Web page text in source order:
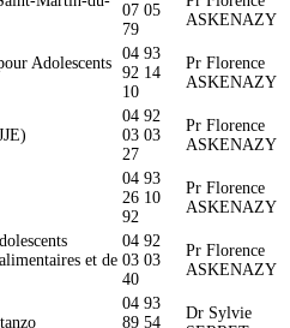
07 05
79
ASKENAZY
Adolescents
04 93
92 14
10
Pr Florence
ASKENAZY
04 92
03 03
27
Pr Florence
ASKENAZY
04 93
26 10
92
Pr Florence
ASKENAZY
et de
04 92
03 03
40
Pr Florence
ASKENAZY
04 93
89 54
Dr Sylvie